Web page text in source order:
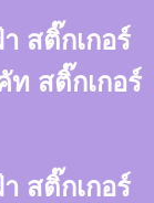
สติ๊กเกอร์
สติ๊กเกอร์
สติ๊กเกอร์